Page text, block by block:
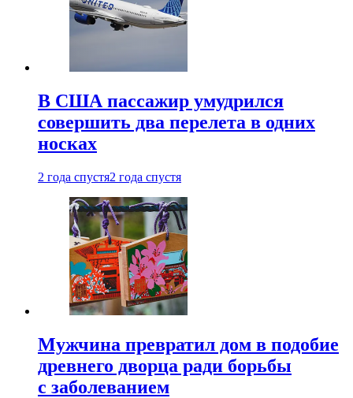
В США пассажир умудрился
совершить два перелета в одних
носках
2 года спустя2 года спустя
Мужчина превратил дом в подобие
древнего дворца ради борьбы
с заболеванием